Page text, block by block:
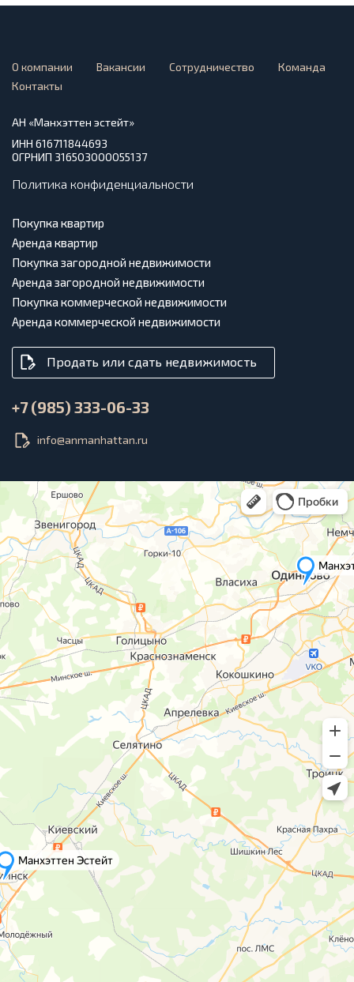
О компании Вакансии Сотрудничество
Команда
Контакты
АН «Манхэттен эстейт»
ИНН 616711844693
ОГРНИП 316503000055137
Политика конфиденциальности
Покупка квартир
Аренда квартир
Покупка загородной недвижимости
Аренда загородной недвижимости
Покупка коммерческой недвижимости
Аренда коммерческой недвижимости
Продать или сдать недвижимость
+7 (985) 333-06-33
info@anmanhattan.ru